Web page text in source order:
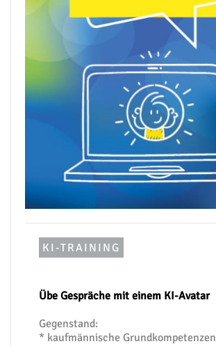
KI-TRAINING
Übe Gespräche mit einem KI-Avatar
Gegenstand:
* kaufmännische Grundkompetenzen